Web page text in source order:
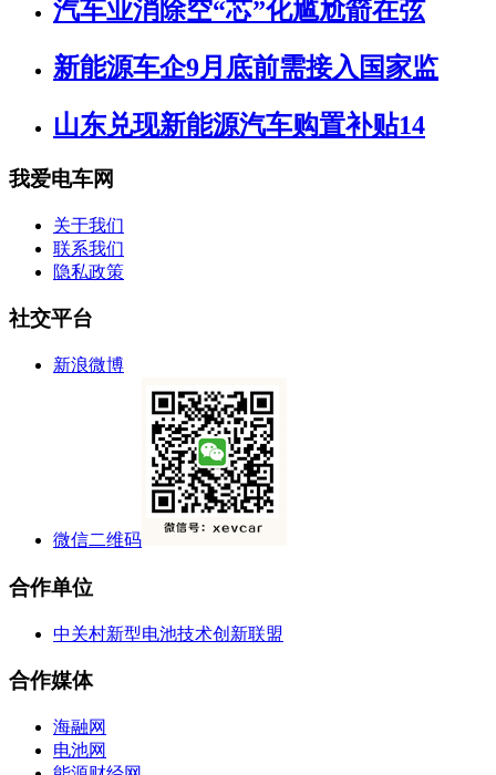
汽车业消除空“芯”化尴尬箭在弦
新能源车企9月底前需接入国家监
山东兑现新能源汽车购置补贴14
我爱电车网
关于我们
联系我们
隐私政策
社交平台
新浪微博
微信二维码
合作单位
中关村新型电池技术创新联盟
合作媒体
海融网
电池网